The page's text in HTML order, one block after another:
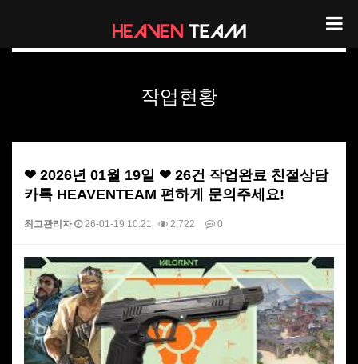
헤븐팀 작업현황
작업현황
❤ 2026년 01월 19일 ❤ 26건 작업완료 친절상담
카톡 HEAVENTEAM 편하게 문의주세요!
최고관리자 26-01-19 10:21 2,722 0
본문